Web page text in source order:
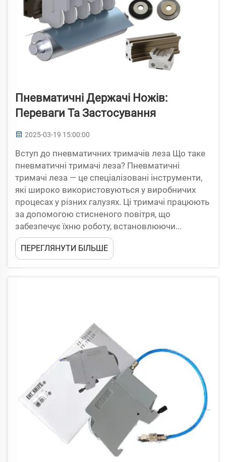
Пневматичні Держачі Ножів:
Переваги Та Застосування
2025-03-19 15:00:00
Вступ до пневматичних тримачів леза Що таке
пневматичні тримачі леза? Пневматичні
тримачі леза — це спеціалізовані інструменти,
які широко використовуються у виробничих
процесах у різних галузях. Ці тримачі працюють
за допомогою стисненого повітря, що
забезпечує їхню роботу, встановлюючи...
ПЕРЕГЛЯНУТИ БІЛЬШЕ